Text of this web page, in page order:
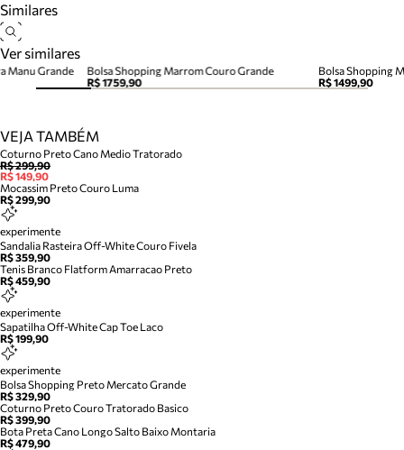
Similares
Ver similares
Bolsa Shopping Marrom Couro Grande
R$ 1759,90
R$ 1499,90
Manu Grande
VEJA TAMBÉM
Coturno Preto Cano Medio Tratorado
R$ 299,90
R$ 149,90
Mocassim Preto Couro Luma
R$ 299,90
experimente
Sandalia Rasteira Off-White Couro Fivela
R$ 359,90
Tenis Branco Flatform Amarracao Preto
R$ 459,90
experimente
Sapatilha Off-White Cap Toe Laco
R$ 199,90
experimente
Bolsa Shopping Preto Mercato Grande
R$ 329,90
Coturno Preto Couro Tratorado Basico
R$ 399,90
Bota Preta Cano Longo Salto Baixo Montaria
R$ 479,90